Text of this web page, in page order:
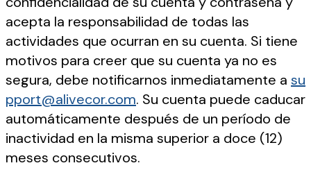
acepta la responsabilidad de todas las
actividades que ocurran en su cuenta. Si tiene
motivos para creer que su cuenta ya no es
segura, debe notificarnos inmediatamente a su
pport@alivecor.com. Su cuenta puede caducar
automáticamente después de un período de
inactividad en la misma superior a doce (12)
meses consecutivos.